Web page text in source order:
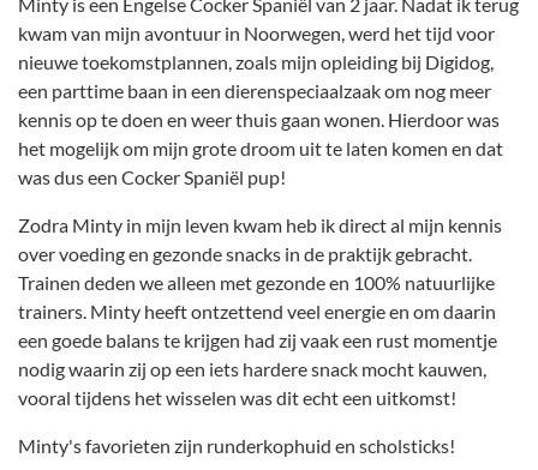
kwam van mijn avontuur in Noorwegen, werd het tijd voor
nieuwe toekomstplannen, zoals mijn opleiding bij Digidog,
een parttime baan in een dierenspeciaalzaak om nog meer
kennis op te doen en weer thuis gaan wonen. Hierdoor was
het mogelijk om mijn grote droom uit te laten komen en dat
was dus een Cocker Spaniël pup!
Zodra Minty in mijn leven kwam heb ik direct al mijn kennis
over voeding en gezonde snacks in de praktijk gebracht.
Trainen deden we alleen met gezonde en 100% natuurlijke
trainers. Minty heeft ontzettend veel energie en om daarin
een goede balans te krijgen had zij vaak een rust momentje
nodig waarin zij op een iets hardere snack mocht kauwen,
vooral tijdens het wisselen was dit echt een uitkomst!
Minty's favorieten zijn runderkophuid en scholsticks!